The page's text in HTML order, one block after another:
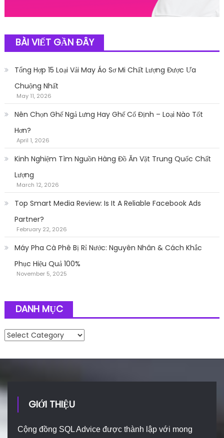
BÀI VIẾT GẦN ĐÂY
Tổng Hợp 15 Loại Vải May Áo Sơ Mi Chất Lượng Được Ưa
Chuộng Nhất
May 11, 2026
Nên Chọn Ghế Ngả Lưng Hay Ghế Cố Định – Loại Nào Tốt
Hơn?
April 1, 2026
Kinh Nghiệm Tìm Nguồn Hàng Đồ Ăn Vặt Trung Quốc Chất
Lượng
March 12, 2026
Top Smart Media Review: Is It A Reliable Facebook Ads
Partner?
February 22, 2026
Máy Pha Cà Phê Bị Rỉ Nước: Nguyên Nhân & Cách Khắc
Phục Hiệu Quả 100%
November 5, 2025
DANH MỤC
Danh mục
GIỚI THIỆU
Cộng đồng SQL Advice được thành lập với mong